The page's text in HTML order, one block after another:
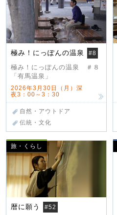
極み！にっぽんの温泉 #8
極み！にっぽんの温泉 ＃８
「有馬温泉」
2026年3月30日（月）深
夜3：00～3：30
自然・アウトドア
伝統・文化
旅・くらし
暦に願う #52